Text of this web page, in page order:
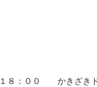
８：００ かきざき